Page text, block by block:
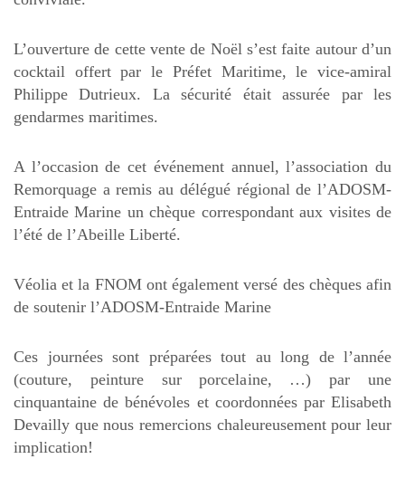
L’ouverture de cette vente de Noël s’est faite autour d’un
cocktail offert par le Préfet Maritime, le vice-amiral
Philippe Dutrieux. La sécurité était assurée par les
gendarmes maritimes.
A l’occasion de cet événement annuel, l’association du
Remorquage a remis au délégué régional de l’ADOSM-
Entraide Marine un chèque correspondant aux visites de
l’été de l’Abeille Liberté.
Véolia et la FNOM ont également versé des chèques afin
de soutenir l’ADOSM-Entraide Marine
Ces journées sont préparées tout au long de l’année
(couture, peinture sur porcelaine, …) par une
cinquantaine de bénévoles et coordonnées par Elisabeth
Devailly que nous remercions chaleureusement pour leur
implication!